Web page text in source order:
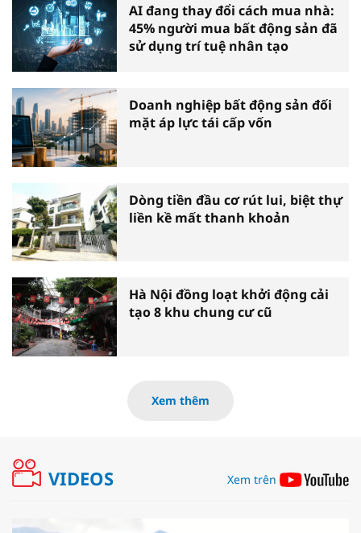
AI đang thay đổi cách mua nhà:
45% người mua bất động sản đã
sử dụng trí tuệ nhân tạo
Doanh nghiệp bất động sản đối
mặt áp lực tái cấp vốn
Dòng tiền đầu cơ rút lui, biệt thự
liền kề mất thanh khoản
Hà Nội đồng loạt khởi động cải
tạo 8 khu chung cư cũ
Xem thêm
VIDEOS Xem trên